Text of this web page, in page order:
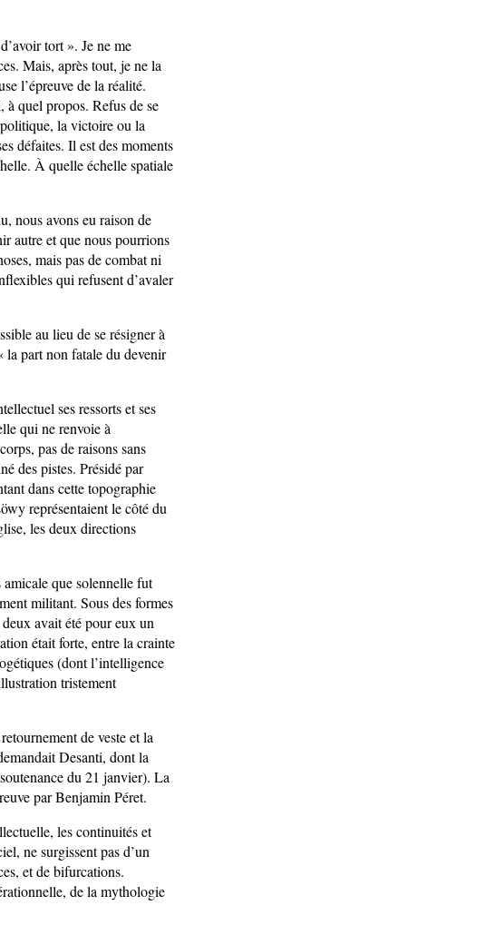
tort ». Je ne me
Mais, après tout, je ne la
l’épreuve de la réalité.
quel propos. Refus de se
la victoire ou la
défaites. Il est des moments
À quelle échelle spatiale
nous avons eu raison de
autre et que nous pourrions
mais pas de combat ni
qui refusent d’avaler
au lieu de se résigner à
la part non fatale du devenir
ses ressorts et ses
qui ne renvoie à
pas de raisons sans
des pistes. Présidé par
dans cette topographie
représentaient le côté du
les deux directions
amicale que solennelle fut
militant. Sous des formes
avait été pour eux un
était forte, entre la crainte
(dont l’intelligence
tristement
de veste et la
Desanti, dont la
du 21 janvier). La
par Benjamin Péret.
les continuités et
ne surgissent pas d’un
et de bifurcations.
de la mythologie